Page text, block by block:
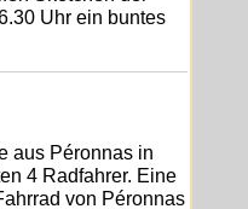
Uhr ein buntes
aus Péronnas in
4 Radfahrer. Eine
von Péronnas